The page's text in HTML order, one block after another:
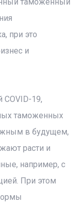
при это
и
COVID-19,
таможенных
в будущем,
расти и
например, с
При этом